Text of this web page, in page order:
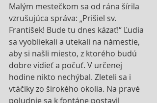
Malým mestečkom sa od rána šírila
vzrušujúca správa: „Prišiel sv.
František! Bude tu dnes kázať!“ Ľudia
sa vyobliekali a utekali na námestie,
aby si našli miesto, z ktorého budú
dobre vidieť a počuť. V určenej
hodine nikto nechýbal. Zleteli sa i
vtáčiky zo širokého okolia. Na pravé
poludnie sa k fontáne postavil